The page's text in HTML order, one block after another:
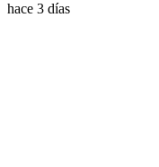
hace 3 días